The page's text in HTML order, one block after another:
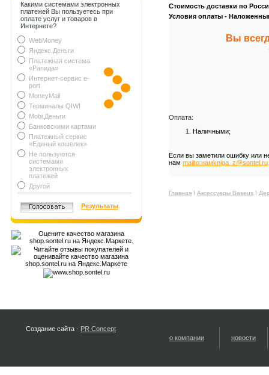
Какими системами электронных
платежей Вы пользуетесь при
оплате услуг и товаров в
Интернете?
WebMoney
Яндекс.Деньги
Платежная система
«Рапида»
Интернет-сервис e-
port
MoneyMail
Терминалы QIWI
Mobi.Деньги
Банковскими картами
Платежный сервис
«Единый кошелек»
Не пользуются
системами
электронных
платежей
Другой
Результаты
Стоимость доставки по
Условия оплаты -
Вы
Оплата:
Наличными;
Если вы заметили ошибку или
нам mailto:намkniga_z@sontel.ru
Главная Ι Аксессуары Baseus Ι
Создание сайта - PR Concept
о компании
новости